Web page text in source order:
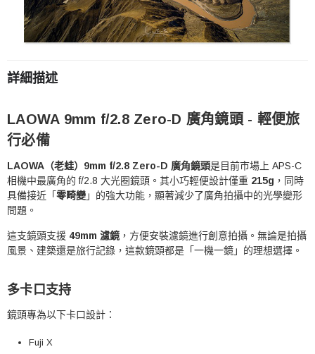
詳細描述
LAOWA 9mm f/2.8 Zero-D 廣角鏡頭 - 輕便旅
行必備
LAOWA（老蛙）9mm f/2.8 Zero-D 廣角鏡頭是目前市場上 APS-C
相機中最廣角的 f/2.8 大光圈鏡頭。其小巧輕便設計僅重 215g ，同時
具備接近「零畸變」的強大功能，顯著減少了廣角拍攝中的光學變形
問題。
這支鏡頭支援 49mm 濾鏡 ，方便安裝濾鏡進行創意拍攝。無論是拍攝
風景、建築還是旅行記錄，這款鏡頭都是「一機一鏡」的理想選擇。
多卡口支持
鏡頭專為以下卡口設計：
Fuji X